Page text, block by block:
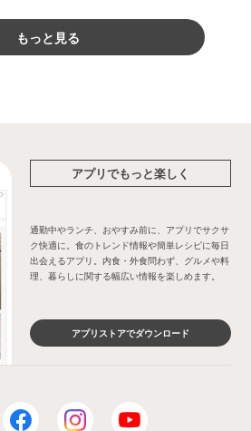
もっと見る
アプリでもっと楽しく
通勤中やランチ、おやすみ前に、アプリでサクサ
ク快適に。食のトレンド情報や簡単レシピに毎日
出会えるアプリ。内食・外食問わず、グルメや料
理、暮らしに関する幅広い情報を楽しめます。
アプリストアでダウンロード